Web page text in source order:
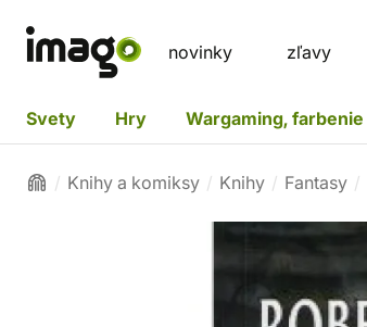
novinky zľavy
Svety Hry Wargaming, farbenie
Knihy a komiksy Knihy Fantasy